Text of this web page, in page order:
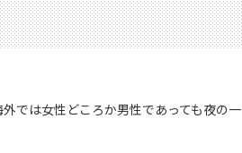
では女性どころか男性であっても夜の一